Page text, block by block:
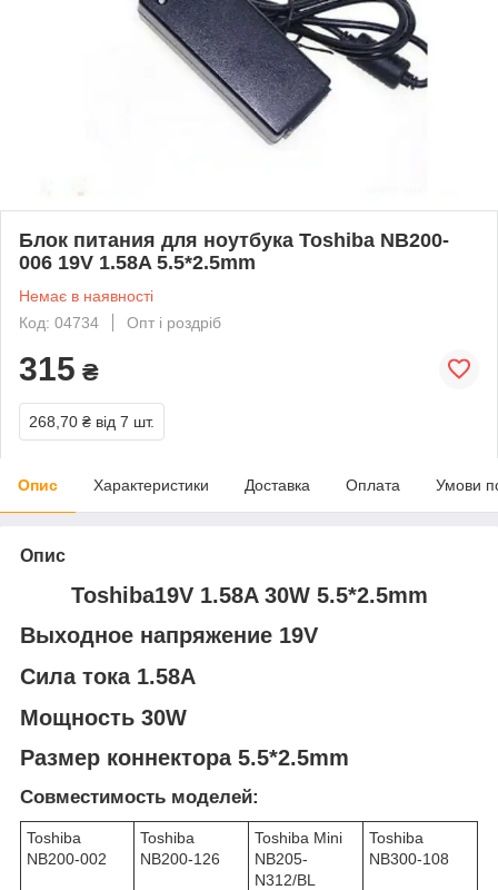
Блок питания для ноутбука Toshiba NB200-
006 19V 1.58A 5.5*2.5mm
Немає в наявності
Код: 04734
Опт і роздріб
315 ₴
268,70 ₴ від 7 шт.
Опис Характеристики Доставка Оплата Умови
Опис
Toshiba19V 1.58A 30W 5.5*2.5mm
Выходное напряжение 19V
Сила тока 1.58A
Мощность 30W
Размер коннектора 5.5*2.5mm
Совместимость моделей:
Toshiba
NB200-002
Toshiba
NB200-126
Toshiba Mini
NB205-
N312/BL
Toshiba
NB300-108